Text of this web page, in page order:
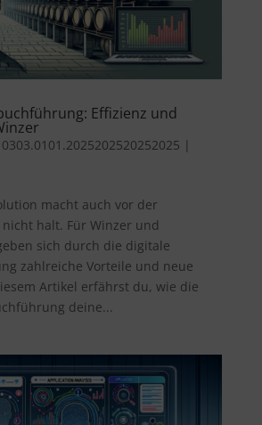
Effizienz und
0303.0101.2025202520252025 |
macht auch vor der
halt. Für Winzer und
sich durch die digitale
zahlreiche Vorteile und neue
Artikel erfährst du, wie die
deine...